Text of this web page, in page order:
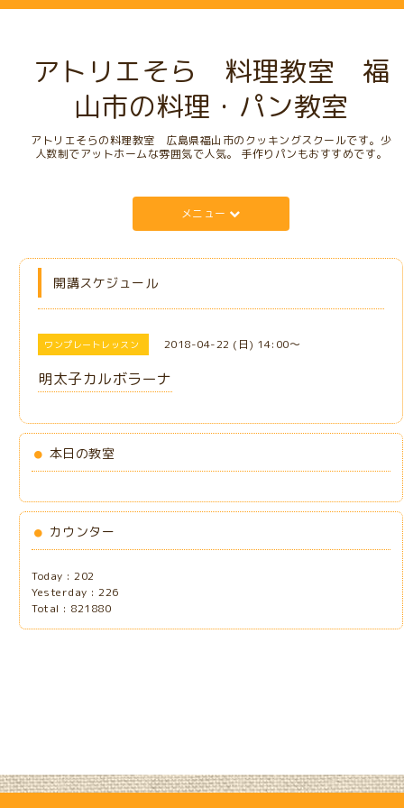
アトリエそら 料理教室 福
山市の料理・パン教室
アトリエそらの料理教室 広島県福山市のクッキングスクールです。少
人数制でアットホームな雰囲気で人気。 手作りパンもおすすめです。
メニュー
開講スケジュール
ワンプレートレッスン 2018-04-22 (日) 14:00～
明太子カルボラーナ
本日の教室
カウンター
Today :202
Yesterday :226
Total : 821880